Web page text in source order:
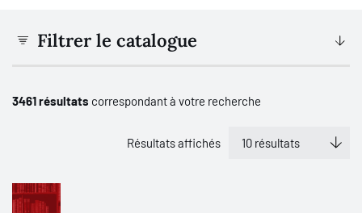
Filtrer le catalogue
3461 résultats correspondant à votre recherche
Résultats affichés